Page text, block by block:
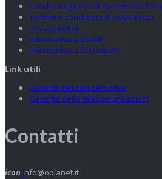
Condizioni generali di contratto DPO
Termini e condizioni di assistenza
Privacy policy
Informativa a Clienti
Informativa a Curriculum
Link utili
Garante dei dati personali
Garante delle telecomunicazioni
Contatti
icon info@oplanet.it